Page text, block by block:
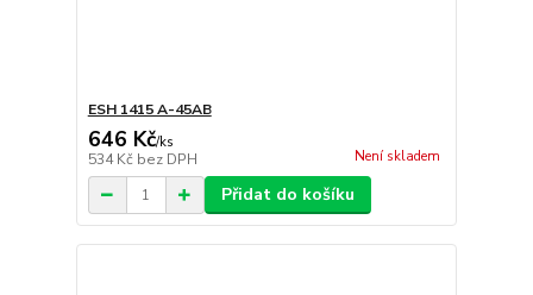
ESH 1415 A-45AB
646 Kč/ks
534 Kč bez DPH Není skladem
Přidat do košíku